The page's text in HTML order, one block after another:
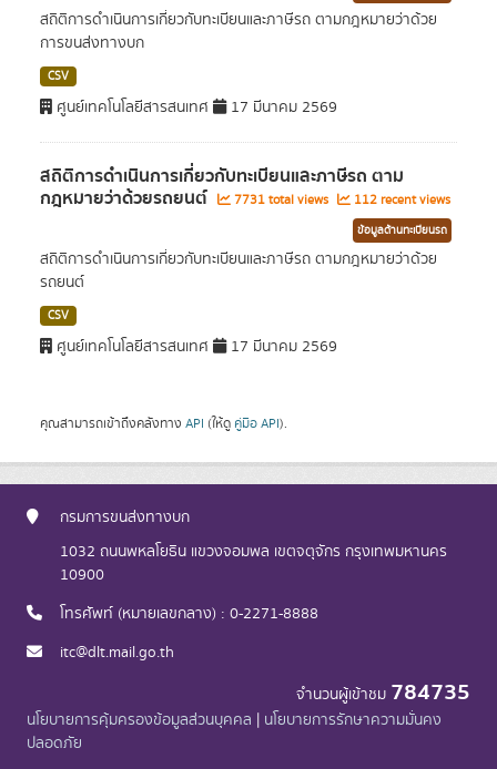
สถิติการดำเนินการเกี่ยวกับทะเบียนและภาษีรถ ตามกฎหมายว่าด้วย
การขนส่งทางบก
CSV
ศูนย์เทคโนโลยีสารสนเทศ 17 มีนาคม 2569
สถิติการดำเนินการเกี่ยวกับทะเบียนและภาษีรถ ตาม
กฎหมายว่าด้วยรถยนต์ 7731 total views 112 recent views
ข้อมูลด้านทะเบียนรถ
สถิติการดำเนินการเกี่ยวกับทะเบียนและภาษีรถ ตามกฎหมายว่าด้วย
รถยนต์
CSV
ศูนย์เทคโนโลยีสารสนเทศ 17 มีนาคม 2569
คุณสามารถเข้าถึงคลังทาง API (ให้ดู คู่มือ API).
กรมการขนส่งทางบก
1032 ถนนพหลโยธิน แขวงจอมพล เขตจตุจักร กรุงเทพมหานคร
10900
โทรศัพท์ (หมายเลขกลาง) : 0-2271-8888
itc@dlt.mail.go.th
จำนวนผู้เข้าชม 784735
นโยบายการคุ้มครองข้อมูลส่วนบุคคล | นโยบายการรักษาความมั่นคง
ปลอดภัย